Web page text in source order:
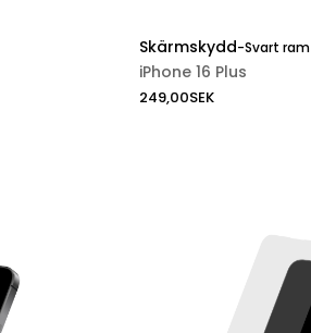
Skärmskydd-Svart ram
iPhone 16 Plus
249,00SEK